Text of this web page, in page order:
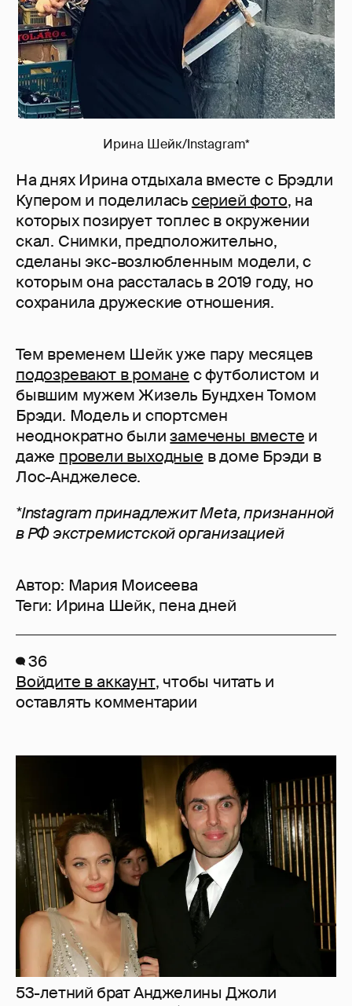
Ирина Шейк/Instagram*
На днях Ирина отдыхала вместе с Брэдли
Купером и поделиласьсерией фото, на
которых позирует топлес в окружении
скал. Снимки, предположительно,
сделаны экс-возлюбленным модели, с
которым она рассталась в 2019 году, но
сохранила дружеские отношения.
Тем временем Шейк уже пару месяцев
подозревают в романе с футболистом и
бывшим мужем Жизель Бундхен Томом
Брэди. Модель и спортсмен
неоднократно былизамечены вместе и
даже провели выходные в доме Брэди в
Лос-Анджелесе.
*Instagram принадлежит Meta, признанной
в РФ экстремистской организацией
Автор: Мария Моисеева
Теги: Ирина Шейк, пена дней
36
Войдите в аккаунт, чтобы читать и
оставлять комментарии
53-летний брат Анджелины Джоли